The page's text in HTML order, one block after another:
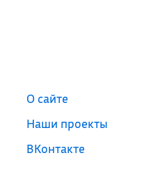
О сайте
Наши проекты
ВКонтакте